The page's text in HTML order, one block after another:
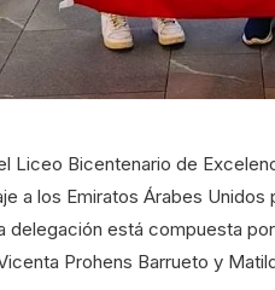
Liceo Bicentenario de
a los Emiratos Árabes
delegación está compuesta
Prohens Barrueto y